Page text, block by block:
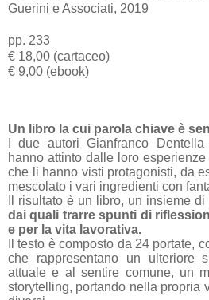
Guerini e Associati, 2019
pp. 233
€ 18,00 (cartaceo)
€ 9,00 (ebook)
Un libro la cui parola chiave è
I due autori Gianfranco
hanno attinto dalle loro
che li hanno visti protagonisti, da
mescolato i vari ingredienti con
Il risultato è un libro, un insieme di
dai quali trarre spunti di
e per la vita lavorativa.
Il testo è composto da 24 portate,
che rappresentano un ulteriore
attuale e al sentire comune, un
storytelling, portando nella propria